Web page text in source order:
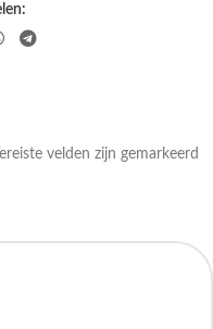
velden zijn gemarkeerd